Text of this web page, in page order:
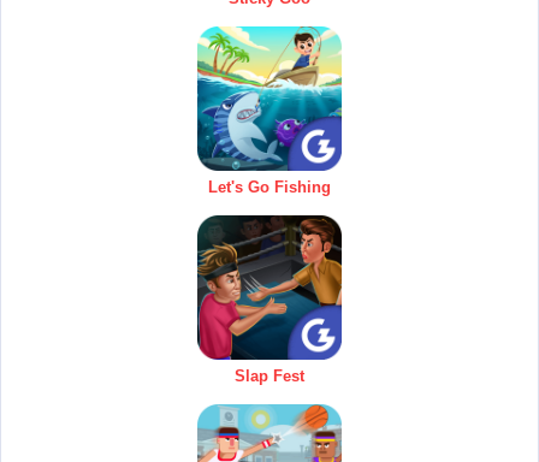
Let's Go Fishing
Slap Fest